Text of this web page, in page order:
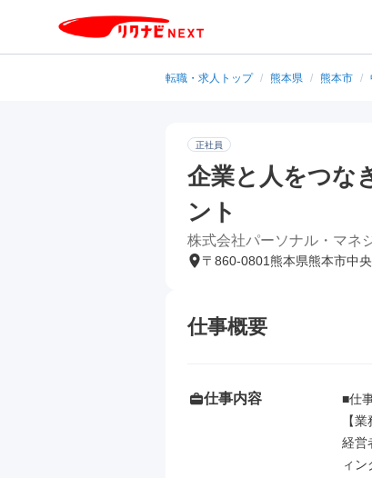
転職・求人トップ / 熊本県 / 熊本市 /
正社員
企業と人をつな
ント
株式会社パーソナル・マネ
〒860-0801熊本県熊本市中
仕事概要
仕事内容
■仕
【
経営
ィ